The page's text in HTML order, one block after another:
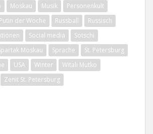
Moskau Musik
Personenkult
Putin der Woche Russball
Russisch
Social media
Sotschi
Moskau Sprache
St. Petersburg
USA Winter
Witali Mutko
Zenit St. Petersburg